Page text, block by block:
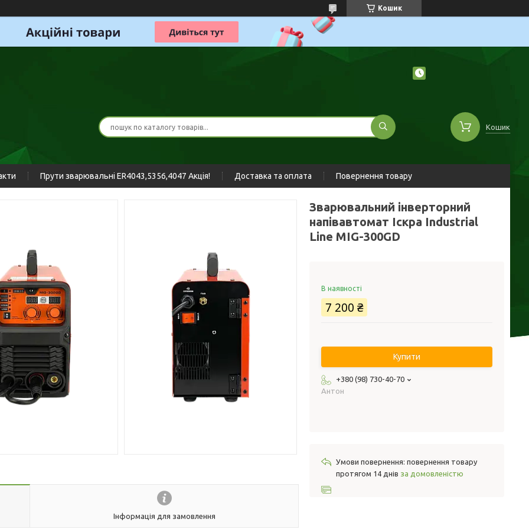
Кошик
Кошик
Прути зварювальні ER4043,5356,4047 Акція! Доставка та оплата Повернення товару
Інформація для замовлення
Зварювальний інверторний
напівавтомат Іскра Industrial
Line MIG-300GD
В наявності
7 200 ₴
Купити
+380 (98) 730-40-70
Антон
повернення товару
протягом 14 днів за домовленістю